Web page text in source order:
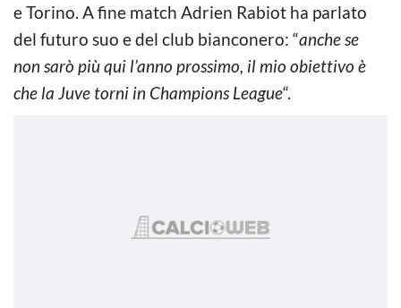
e Torino. A fine match Adrien Rabiot ha parlato
del futuro suo e del club bianconero: “anche se
non sarò più qui l’anno prossimo, il mio obiettivo è
che la Juve torni in Champions League“.